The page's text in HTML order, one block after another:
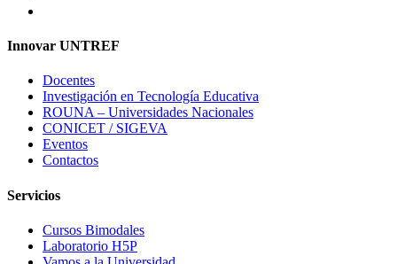
Innovar UNTREF
Docentes
Investigación en Tecnología Educativa
ROUNA – Universidades Nacionales
CONICET / SIGEVA
Eventos
Contactos
Servicios
Cursos Bimodales
Laboratorio H5P